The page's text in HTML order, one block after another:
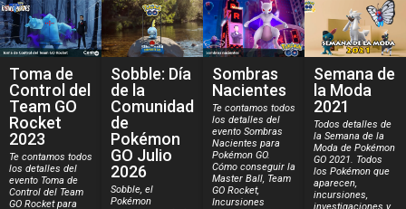
Toma de
Control del
Team GO
Rocket
2023
Te contamos todos
los detalles del
evento Toma de
Control del Team
GO Rocket para
Sobble: Día
de la
Comunidad
de
Pokémon
GO Julio
2026
Sobble, el
Pokémon
Sombras
Nacientes
Te contamos todos
los detalles del
evento Sombras
Nacientes para
Pokémon GO.
Cómo conseguir la
Master Ball, Team
GO Rocket,
Incursiones
Semana de
la Moda
2021
Todos detalles de
la Semana de la
Moda de Pokémon
GO 2021. Todos
los Pokémon que
aparecen,
incursiones,